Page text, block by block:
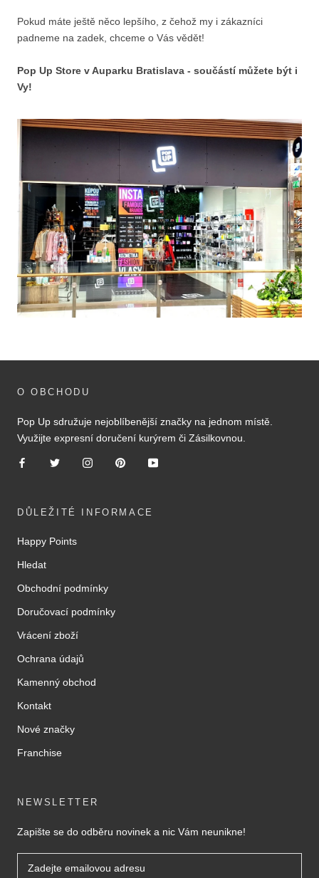
Pokud máte ještě něco lepšího, z čehož my i zákazníci
padneme na zadek, chceme o Vás vědět!
Pop Up Store v Auparku Bratislava - součástí můžete být i
Vy!
O OBCHODU
Pop Up sdružuje nejoblíbenější značky na jednom místě.
Využijte expresní doručení kurýrem či Zásilkovnou.
DŮLEŽITÉ INFORMACE
Happy Points
Hledat
Obchodní podmínky
Doručovací podmínky
Vrácení zboží
Ochrana údajů
Kamenný obchod
Kontakt
Nové značky
Franchise
NEWSLETTER
Zapište se do odběru novinek a nic Vám neunikne!